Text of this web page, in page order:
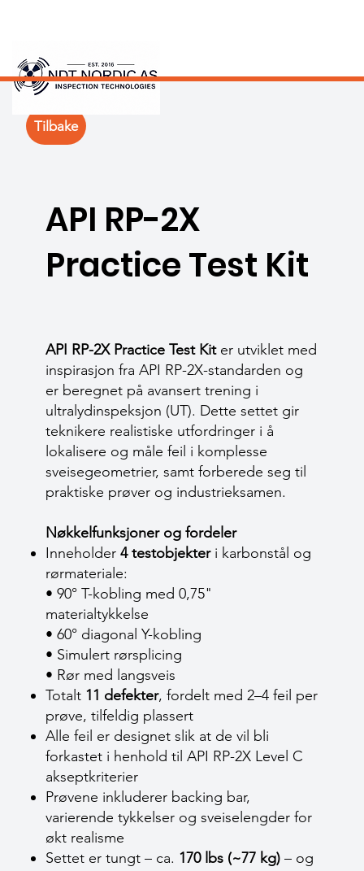
API RP-2X
Practice Test Kit
API RP-2X Practice Test Kiter utviklet med
inspirasjon fra API RP-2X-standarden og
er beregnet på avansert trening i
ultralydinspeksjon (UT). Dette settet gir
teknikere realistiske utfordringer i å
lokalisere og måle feil i komplesse
sveisegeometrier, samt forberede seg til
praktiske prøver og industrieksamen.
Nøkkelfunksjoner og fordeler
Inneholder 4 testobjekteri karbonstål og
rørmateriale:
• 90° T-kobling med 0,75"
materialtykkelse
• 60° diagonal Y-kobling
• Simulert rørsplicing
• Rør med langsveis
Totalt 11 defekter, fordelt med 2–4 feil per
prøve, tilfeldig plassert
Alle feil er designet slik at de vil bli
forkastet i henhold til API RP-2X Level C
akseptkriterier
Prøvene inkluderer backing bar,
varierende tykkelser og sveiselengder for
økt realisme
Settet er tungt – ca. 170 lbs (~77 kg) – og
Tilbake